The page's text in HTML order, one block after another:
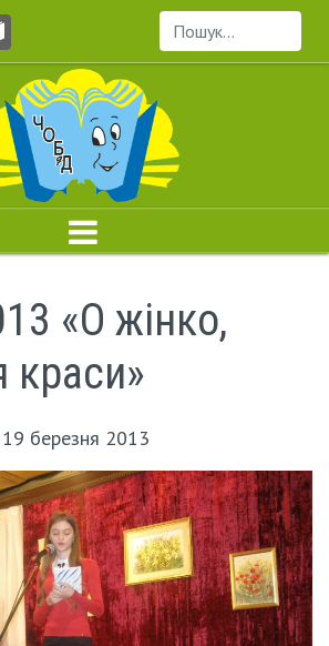
Пошук...
«О жінко,
краси»
березня 2013